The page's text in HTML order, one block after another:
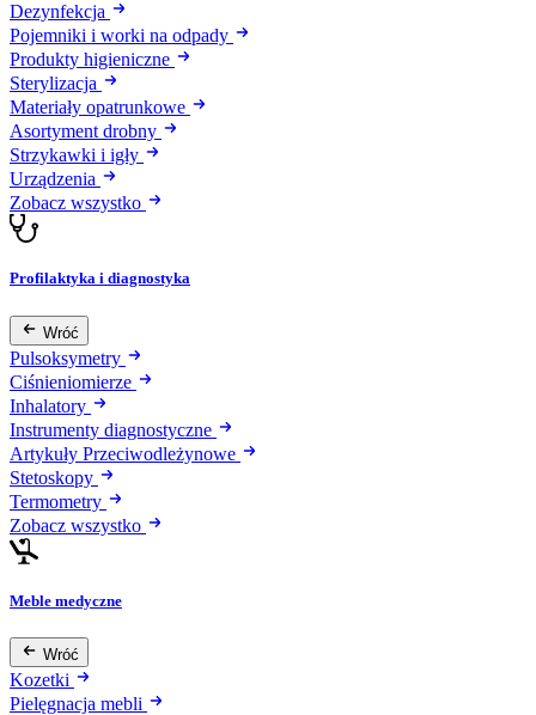
Dezynfekcja
Pojemniki i worki na odpady
Produkty higieniczne
Sterylizacja
Materiały opatrunkowe
Asortyment drobny
Strzykawki i igły
Urządzenia
Zobacz wszystko
Profilaktyka i diagnostyka
Wróć
Pulsoksymetry
Ciśnieniomierze
Inhalatory
Instrumenty diagnostyczne
Artykuły Przeciwodleżynowe
Stetoskopy
Termometry
Zobacz wszystko
Meble medyczne
Wróć
Kozetki
Pielęgnacja mebli